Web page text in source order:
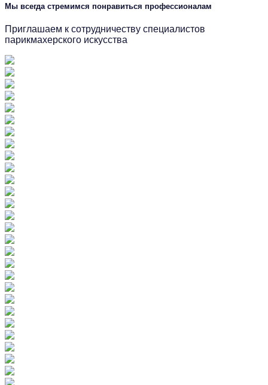
Мы всегда стремимся понравиться профессионалам
Приглашаем к сотрудничеству специалистов
парикмахерского искусства